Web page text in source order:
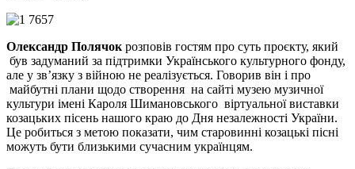
Олександр Полячок розповів гостям про суть проєкту, який
був задуманий за підтримки Українського культурного фонду,
але у зв’язку з війною не реалізується. Говорив він і про
майбутні плани щодо створення на сайті музею музичної
культури імені Кароля Шимановського віртуальної виставки
козацьких пісень нашого краю до Дня незалежності України.
Це робиться з метою показати, чим старовинні козацькі пісні
можуть бути близькими сучасним українцям.